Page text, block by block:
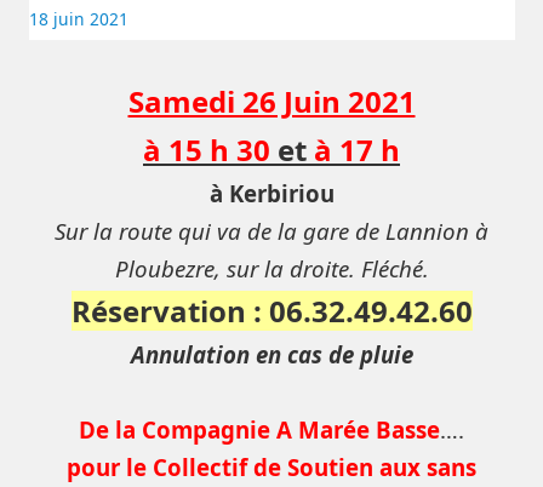
18 juin 2021
Samedi 26 Juin 2021
à 15 h 30 et à 17 h
à Kerbiriou
Sur la route qui va de la gare de Lannion à
Ploubezre, sur la droite. Fléché.
Réservation : 06.32.49.42.60
Annulation en cas de pluie
De la Compagnie A Marée Basse….
pour le Collectif de Soutien aux sans